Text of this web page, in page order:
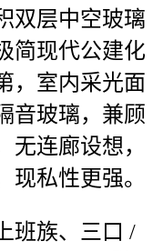
层中空玻璃
简现代公建化
，室内采光面
音玻璃，兼顾
连廊设想，
私性更强。
族、三口 /